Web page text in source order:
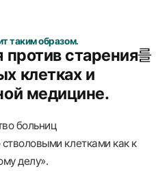
таким образом.
против старения를
клетках и
медицине.
больниц
клетками как к
делу».